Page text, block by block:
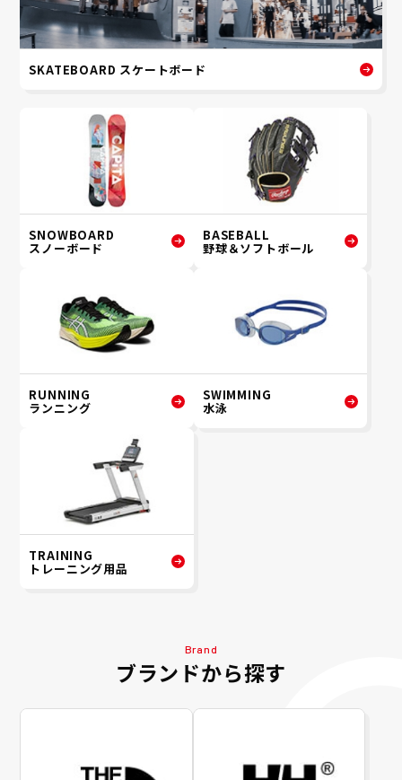
SKATEBOARD スケートボード
SNOWBOARD
スノーボード
BASEBALL
野球＆ソフトボール
RUNNING
ランニング
SWIMMING
水泳
TRAINING
トレーニング用品
Brand
ブランドから探す